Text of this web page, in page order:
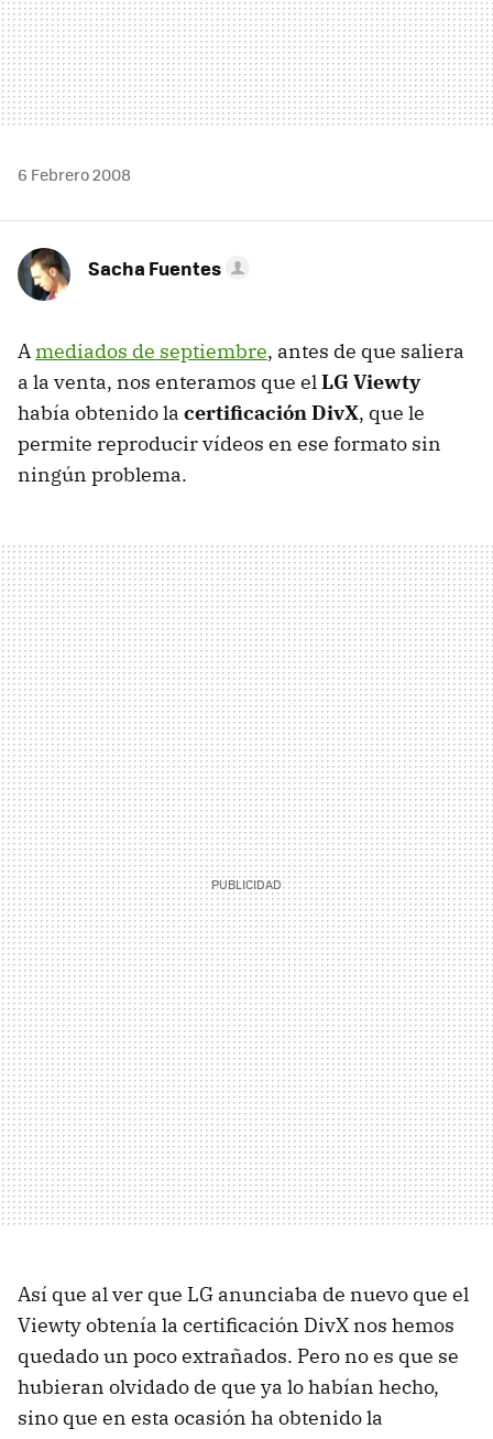
6 Febrero 2008
Sacha Fuentes
Amediados de septiembre, antes de que saliera
a la venta, nos enteramos que elLG Viewty
había obtenido la certificación DivX, que le
permite reproducir vídeos en ese formato sin
ningún problema.
Así que al ver que LG anunciaba de nuevo que el
Viewty obtenía la certificación DivX nos hemos
quedado un poco extrañados. Pero no es que se
hubieran olvidado de que ya lo habían hecho,
sino que en esta ocasión ha obtenido la